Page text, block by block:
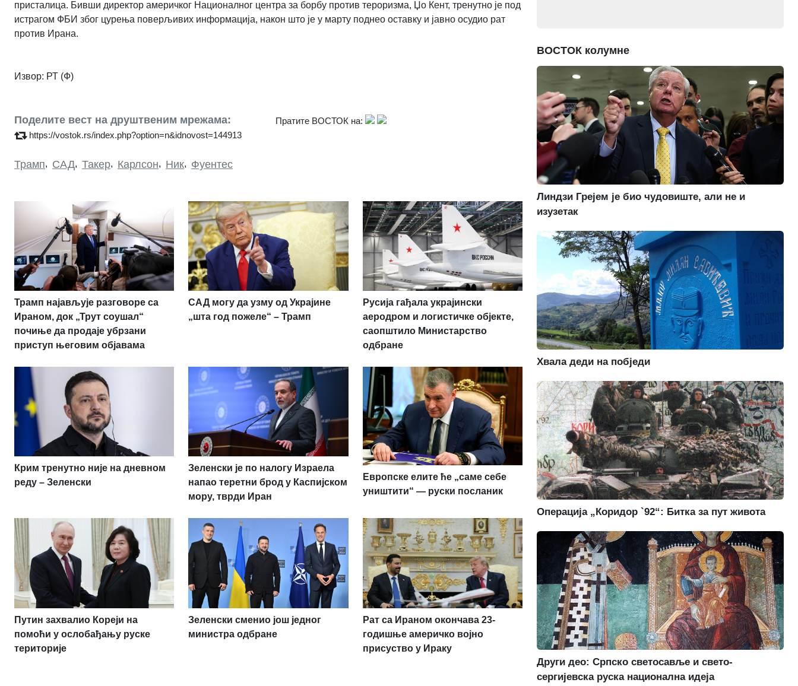
присталица. Бивши директор америчког Националног центра за борбу против тероризма, Џо Кент, тренутно је под
истрагом ФБИ због цурења поверљивих информација, након што је у марту поднео оставку и јавно осудио рат
против Ирана.
Извор: РТ (Ф)
Поделите вест на друштвеним мрежама:
https://vostok.rs/index.php?option=n&idnovost=144913
Пратите ВОСТОК на:
Трамп, САД, Такер, Карлсон, Ник, Фуентес
Трамп најављује разговоре са
Ираном, док „Трут соушал“
почиње да продаје убрзани
приступ његовим објавама
САД могу да узму од Украјине
„шта год пожеле“ – Трамп
Русија гађала украјински
аеродром и логистичке објекте,
саопштило Министарство
одбране
Крим тренутно није на дневном
реду – Зеленски
Зеленски је по налогу Израела
напао теретни брод у Каспијском
мору, тврди Иран
Европске елите ће „саме себе
уништити“ — руски посланик
Путин захвалио Кореји на
помоћи у ослобађању руске
територије
Зеленски сменио још једног
министра одбране
Рат са Ираном окончава 23-
годишње америчко војно
присуство у Ираку
ВОСТОК колумне
Линдзи Грејем је био чудовиште, али не и
изузетак
Хвала деди на побједи
Операција „Коридор `92“: Битка за пут живота
Други део: Српско светосавље и свето-
сергијевска руска национална идеја